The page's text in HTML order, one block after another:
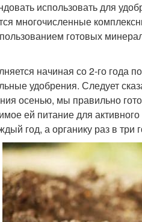
использовать для
многочисленные
готовых
начиная со 2-го года
удобрения. Следует
осенью, мы правильно
ей питание для
год, а органику раз в три